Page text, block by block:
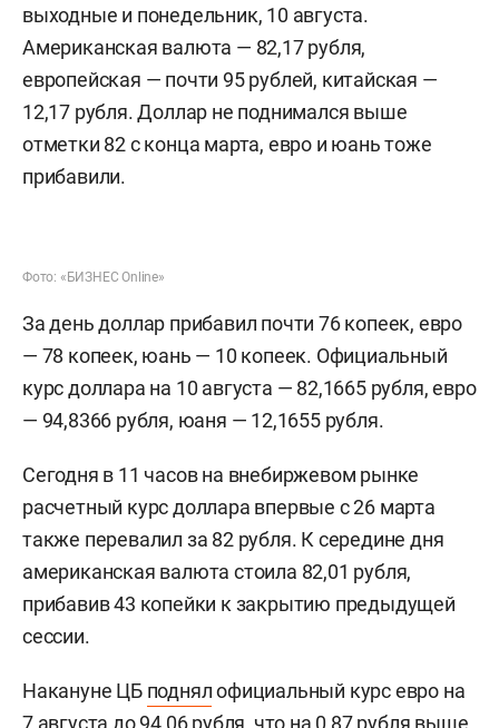
выходные и понедельник, 10 августа.
Американская валюта — 82,17 рубля,
европейская — почти 95 рублей, китайская —
12,17 рубля. Доллар не поднимался выше
отметки 82 с конца марта, евро и юань тоже
прибавили.
Фото: «БИЗНЕС Online»
За день доллар прибавил почти 76 копеек, евро
— 78 копеек, юань — 10 копеек. Официальный
курс доллара на 10 августа — 82,1665 рубля, евро
— 94,8366 рубля, юаня — 12,1655 рубля.
Сегодня в 11 часов на внебиржевом рынке
расчетный курс доллара впервые с 26 марта
также перевалил за 82 рубля. К середине дня
американская валюта стоила 82,01 рубля,
прибавив 43 копейки к закрытию предыдущей
сессии.
Накануне ЦБ поднялофициальный курс евро на
7 августа до 94,06 рубля, что на 0,87 рубля выше